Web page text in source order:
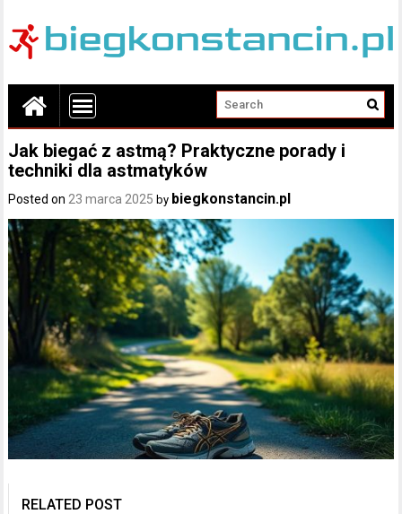
Jak biegać z astmą? Praktyczne porady i
techniki dla astmatyków
Posted on 23 marca 2025 by biegkonstancin.pl
RELATED POST